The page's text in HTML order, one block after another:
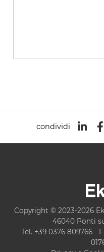
condividi
Copyright © 2023-2026
46040 Ponti
Tel. +39 0376 809766 -